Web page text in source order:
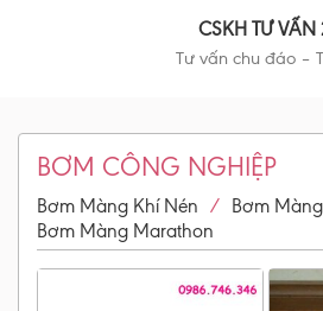
CSKH TƯ
Tư vấn chu đáo –
BƠM CÔNG NGHIỆP
Bơm Màng Khí Nén / Bơm
Bơm Màng Marathon